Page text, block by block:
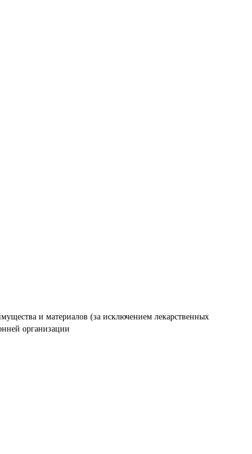
и материалов (за исключением лекарственных
организации